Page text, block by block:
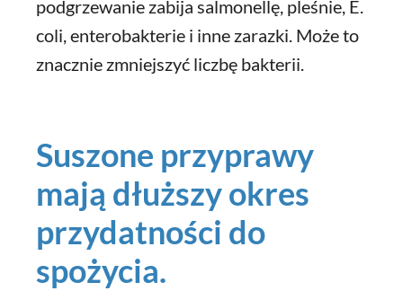
podgrzewanie zabija salmonellę, pleśnie, E.
coli, enterobakterie i inne zarazki. Może to
znacznie zmniejszyć liczbę bakterii.
Suszone przyprawy
mają dłuższy okres
przydatności do
spożycia.